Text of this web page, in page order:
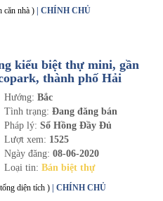
căn nhà ) | CHÍNH CHỦ
kiểu biệt thự mini, gần
thành phố Hải
Hướng: Bắc
Tình trạng: Đang đăng bán
Pháp lý: Sổ Hồng Đầy Đủ
Lượt xem: 1525
Ngày đăng: 08-06-2020
Loại tin: Bán biệt thự
diện tích ) | CHÍNH CHỦ